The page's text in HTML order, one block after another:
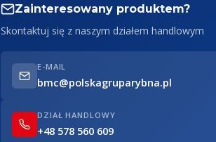
Zainteresowany produktem?
Skontaktuj się z naszym działem handlowym
E-MAIL
bmc@polskagruparybna.pl
DZIAŁ HANDLOWY
+48 578 560 609